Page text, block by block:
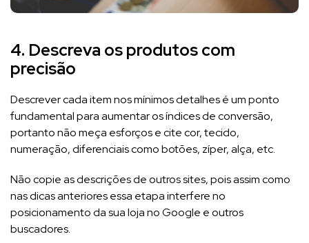
4. Descreva os produtos com
precisão
Descrever cada item nos mínimos detalhes é um ponto
fundamental para aumentar os índices de conversão,
portanto não meça esforços e cite cor, tecido,
numeração, diferenciais como botões, zíper, alça, etc.
Não copie as descrições de outros sites, pois assim como
nas dicas anteriores essa etapa interfere no
posicionamento da sua loja no Google e outros
buscadores.